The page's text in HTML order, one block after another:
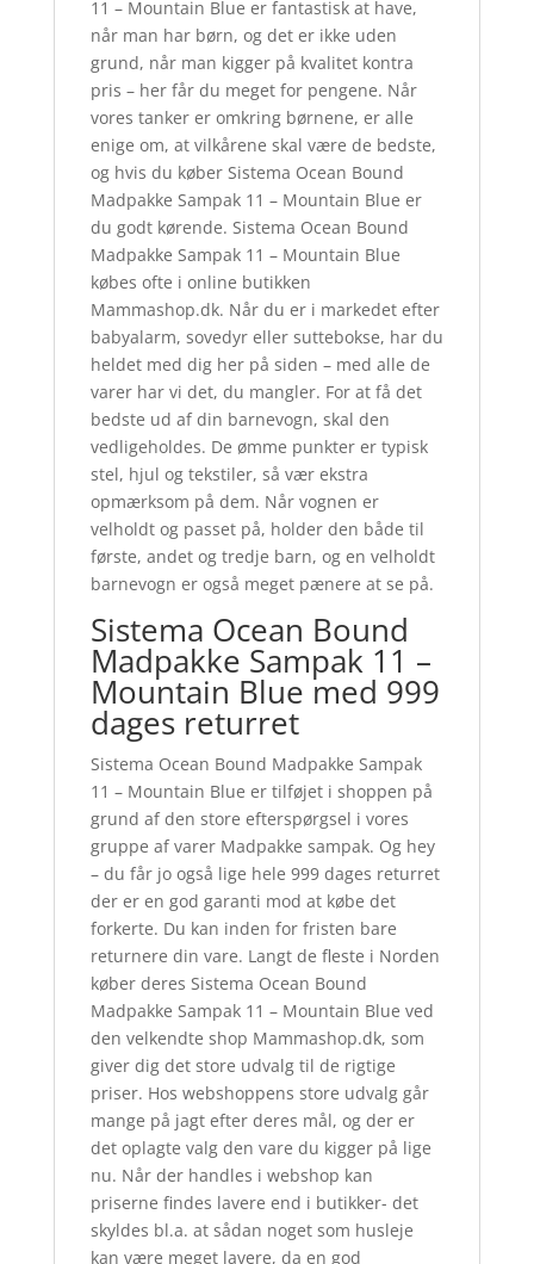
11 – Mountain Blue er fantastisk at have,
når man har børn, og det er ikke uden
grund, når man kigger på kvalitet kontra
pris – her får du meget for pengene. Når
vores tanker er omkring børnene, er alle
enige om, at vilkårene skal være de bedste,
og hvis du køber Sistema Ocean Bound
Madpakke Sampak 11 – Mountain Blue er
du godt kørende. Sistema Ocean Bound
Madpakke Sampak 11 – Mountain Blue
købes ofte i online butikken
Mammashop.dk. Når du er i markedet efter
babyalarm, sovedyr eller suttebokse, har du
heldet med dig her på siden – med alle de
varer har vi det, du mangler. For at få det
bedste ud af din barnevogn, skal den
vedligeholdes. De ømme punkter er typisk
stel, hjul og tekstiler, så vær ekstra
opmærksom på dem. Når vognen er
velholdt og passet på, holder den både til
første, andet og tredje barn, og en velholdt
barnevogn er også meget pænere at se på.
Sistema Ocean Bound
Madpakke Sampak 11 –
Mountain Blue med 999
dages returret
Sistema Ocean Bound Madpakke Sampak
11 – Mountain Blue er tilføjet i shoppen på
grund af den store efterspørgsel i vores
gruppe af varer Madpakke sampak. Og hey
– du får jo også lige hele 999 dages returret
der er en god garanti mod at købe det
forkerte. Du kan inden for fristen bare
returnere din vare. Langt de fleste i Norden
køber deres Sistema Ocean Bound
Madpakke Sampak 11 – Mountain Blue ved
den velkendte shop Mammashop.dk, som
giver dig det store udvalg til de rigtige
priser. Hos webshoppens store udvalg går
mange på jagt efter deres mål, og der er
det oplagte valg den vare du kigger på lige
nu. Når der handles i webshop kan
priserne findes lavere end i butikker- det
skyldes bl.a. at sådan noget som husleje
kan være meget lavere, da en god